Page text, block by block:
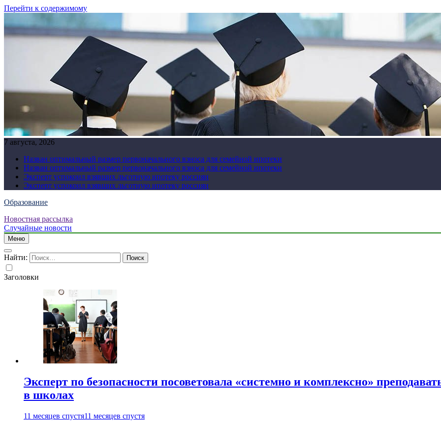
Перейти к содержимому
7 августа, 2026
Назван оптимальный размер первоначального взноса для семейной ипотеки
Назван оптимальный размер первоначального взноса для семейной ипотеки
Эксперт успокоил взявших льготную ипотеку россиян
Эксперт успокоил взявших льготную ипотеку россиян
Образование
Новостная рассылка
Случайные новости
Меню
Найти:
Заголовки
Эксперт по безопасности посоветовала «системно и комплексно»
в школах
11 месяцев спустя11 месяцев спустя